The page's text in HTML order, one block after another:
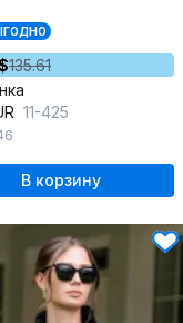
135.61
11-425
В корзину